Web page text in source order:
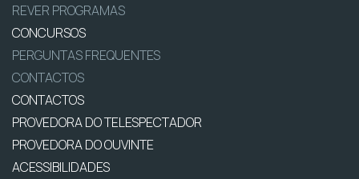
REVER PROGRAMAS
CONCURSOS
PERGUNTAS FREQUENTES
CONTACTOS
CONTACTOS
PROVEDORA DO TELESPECTADOR
PROVEDORA DO OUVINTE
ACESSIBILIDADES